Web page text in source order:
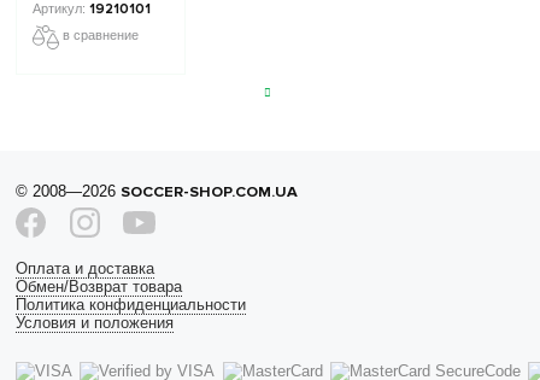
19210101
в сравнение
© 2008—2026 SOCCER-SHOP.COM.UA
Оплата и доставка
Обмен/Возврат товара
Политика конфиденциальности
Условия и положения